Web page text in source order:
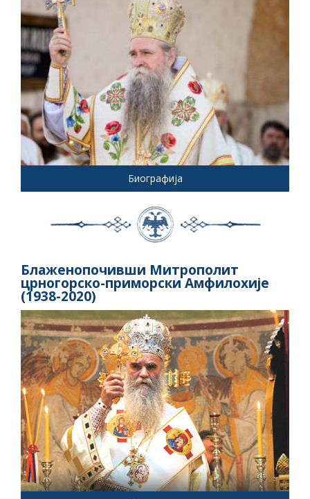
Биографија
Блаженопочивши Митрополит
црногорско-приморски Амфилохије
(1938-2020)